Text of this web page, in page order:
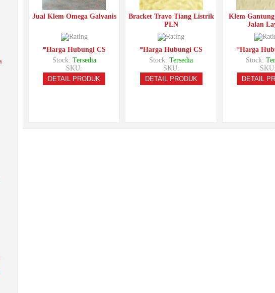
Jual Klem Omega Galvanis
*Harga Hubungi CS
Stock: Tersedia
SKU:
DETAIL PRODUK
Bracket Travo Tiang Listrik
PLN
*Harga Hubungi CS
Stock:Tersedia
SKU:
DETAIL PRODUK
Klem
Jalan
*Harga
Stock:
SKU:
DETAIL